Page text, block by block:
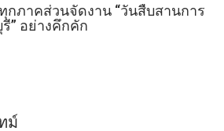
กภาคส่วนจัดงาน “วันสืบสานการ
” อย่างคึกคัก
ม์